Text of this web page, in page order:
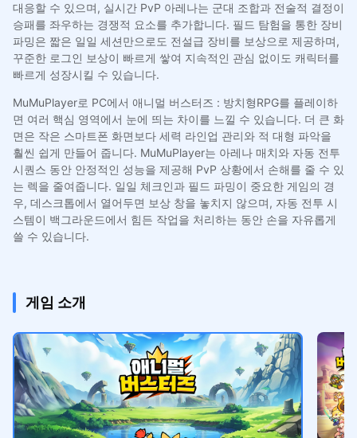
대응할 수 있으며, 실시간 PvP 아레나는 군대 조합과 전술적 결정이
승패를 좌우하는 경쟁적 요소를 추가합니다. 필드 탐험을 통한 장비
파밍은 짧은 일일 세션만으로도 전설급 장비를 보상으로 제공하며,
꾸준한 로그인 보상이 빠르게 쌓여 지속적인 관심 없이도 캐릭터를
빠르게 성장시킬 수 있습니다.
MuMuPlayer로 PC에서 애니멀 버스터즈 : 방치형RPG를 플레이하
면 여러 핵심 영역에서 눈에 띄는 차이를 느낄 수 있습니다. 더 큰 화
면은 작은 스마트폰 화면보다 세력 라인업 관리와 적 대형 파악을
훨씬 쉽게 만들어 줍니다. MuMuPlayer는 아레나 매치와 자동 전투
시퀀스 동안 안정적인 성능을 제공해 PvP 상황에서 손해를 줄 수 있
는 렉을 줄여줍니다. 일일 체크인과 필드 파밍이 중요한 게임의 경
우, 데스크톱에서 열어두면 보상 창을 놓치지 않으며, 자동 전투 시
스템이 백그라운드에서 힘든 작업을 처리하는 동안 손을 자유롭게
쓸 수 있습니다.
게임 소개